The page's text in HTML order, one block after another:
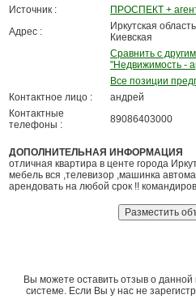
Источник :
ПРОСПЕКТ +
Адрес :
Иркутская
Киевская
Сравнить с
"Недвижимость -
Все позиции
Контактное лицо :
андрей
Контактные
телефоны :
89086403000
ДОПОЛНИТЕЛЬНАЯ ИНФОРМАЦИЯ
отличная квартира в центе города
мебель вся ,телевизор ,машинка
арендовать на любой срок !!
Вы можете оставить отзыв о
системе. Если Вы у нас не